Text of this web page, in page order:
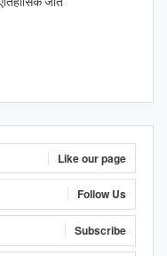
Like our page
Follow Us
Subscribe